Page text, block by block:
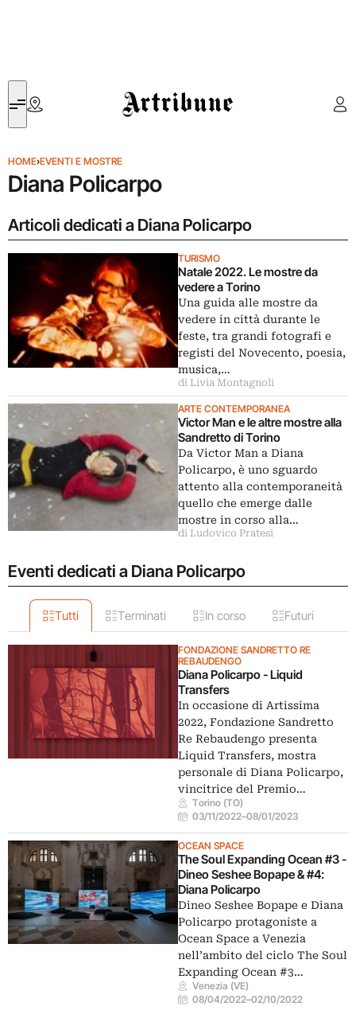
Artribune
HOME›EVENTI E MOSTRE
Diana Policarpo
Articoli dedicati a Diana Policarpo
TURISMO
Natale 2022. Le mostre da
vedere a Torino
Una guida alle mostre da
vedere in città durante le
feste, tra grandi fotografi e
registi del Novecento, poesia,
musica,…
di Livia Montagnoli
ARTE CONTEMPORANEA
Victor Man e le altre mostre alla
Sandretto di Torino
Da Victor Man a Diana
Policarpo, è uno sguardo
attento alla contemporaneità
quello che emerge dalle
mostre in corso alla…
di Ludovico Pratesi
Eventi dedicati a Diana Policarpo
Tutti Terminati In corso Futuri
FONDAZIONE SANDRETTO RE
REBAUDENGO
Diana Policarpo - Liquid
Transfers
In occasione di Artissima
2022, Fondazione Sandretto
Re Rebaudengo presenta
Liquid Transfers, mostra
personale di Diana Policarpo,
vincitrice del Premio…
Torino (TO)
03/11/2022–08/01/2023
OCEAN SPACE
The Soul Expanding Ocean #3 -
Dineo Seshee Bopape & #4:
Diana Policarpo
Dineo Seshee Bopape e Diana
Policarpo protagoniste a
Ocean Space a Venezia
nell’ambito del ciclo The Soul
Expanding Ocean #3…
Venezia (VE)
08/04/2022–02/10/2022